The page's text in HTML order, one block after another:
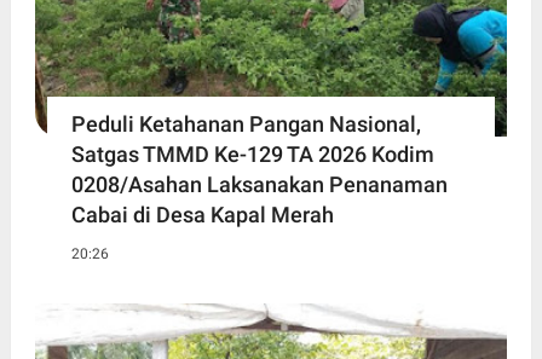
Peduli Ketahanan Pangan Nasional,
Satgas TMMD Ke-129 TA 2026 Kodim
0208/Asahan Laksanakan Penanaman
Cabai di Desa Kapal Merah
20:26